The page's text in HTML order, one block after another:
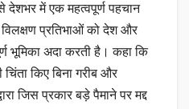
देशभर में एक महत्वपूर्ण पहचान
प्रतिभाओं को देश और
भूमिका अदा करती है। कहा कि
किए बिना गरीब और
जिस प्रकार बड़े पैमाने पर मद्द